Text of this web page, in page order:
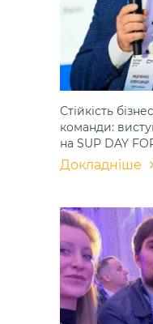
Стійкість
команди:
на SUP DAY
Докладніше